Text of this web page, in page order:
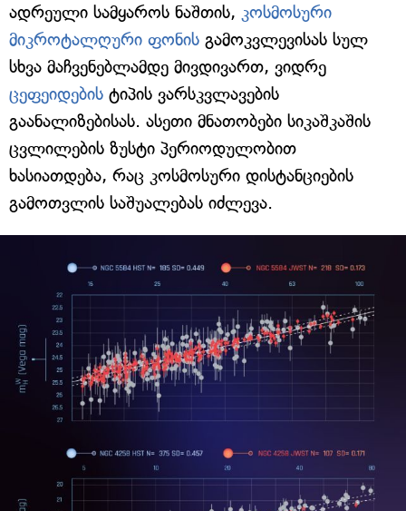
ადრეული სამყაროს ნაშთის, კოსმოსური
მიკროტალღური ფონის გამოკვლევისას სულ
სხვა მაჩვენებლამდე მივდივართ, ვიდრე
ცეფეიდების ტიპის ვარსკვლავების
გაანალიზებისას. ასეთი მნათობები სიკაშკაშის
ცვლილების ზუსტი პერიოდულობით
ხასიათდება, რაც კოსმოსური დისტანციების
გამოთვლის საშუალებას იძლევა.